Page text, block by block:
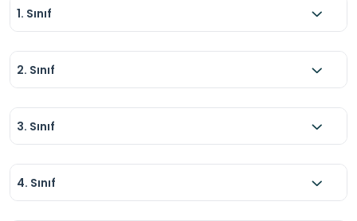
1. Sınıf
2. Sınıf
3. Sınıf
4. Sınıf